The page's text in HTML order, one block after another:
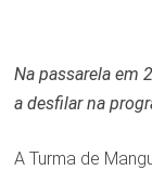
Na passarela em
a desfilar na
A Turma de